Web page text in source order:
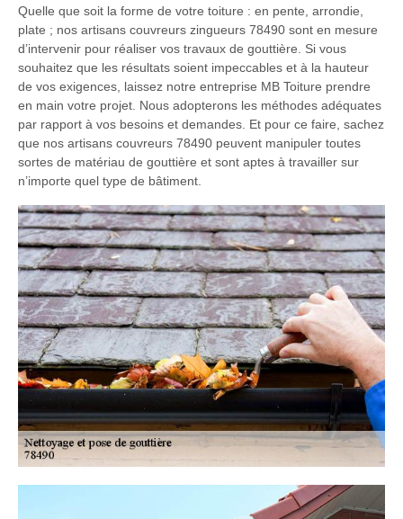
Quelle que soit la forme de votre toiture : en pente, arrondie,
plate ; nos artisans couvreurs zingueurs 78490 sont en mesure
d’intervenir pour réaliser vos travaux de gouttière. Si vous
souhaitez que les résultats soient impeccables et à la hauteur
de vos exigences, laissez notre entreprise MB Toiture prendre
en main votre projet. Nous adopterons les méthodes adéquates
par rapport à vos besoins et demandes. Et pour ce faire, sachez
que nos artisans couvreurs 78490 peuvent manipuler toutes
sortes de matériau de gouttière et sont aptes à travailler sur
n’importe quel type de bâtiment.